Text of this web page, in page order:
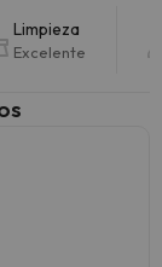
Limpieza
Excelente